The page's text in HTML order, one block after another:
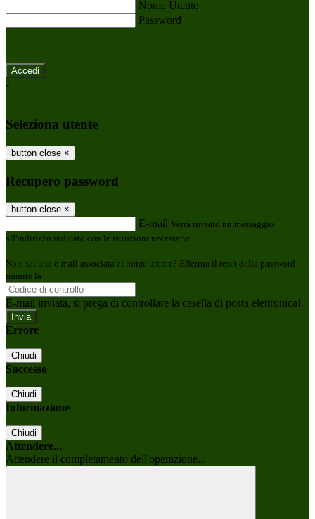
Nome Utente
Password
-
Seleziona utente
button close ×
Recupero password
button close ×
E-mail Verrà inviato un messaggio
all'indirizzo indicato con le istruzioni necessarie.
Non hai una e-mail associata al nome utente? Effettua il reset della password
tramite la
E-mail inviata, si prega di controllare la casella di posta elettronica!
Errore
Chiudi
Successo
Chiudi
Informazione
Chiudi
Attendere...
Attendere il completamento dell'operazione...